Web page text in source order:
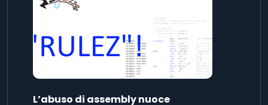
L’abuso di assembly nuoce